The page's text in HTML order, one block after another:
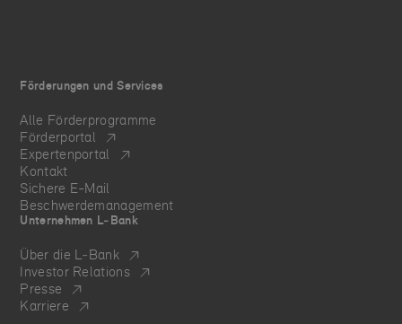
Förderungen und Services
Alle Förderprogramme
Förderportal
Expertenportal
Kontakt
Sichere E-Mail
Beschwerdemanagement
Unternehmen L‑Bank
Über die L‑Bank
Investor Relations
Presse
Karriere